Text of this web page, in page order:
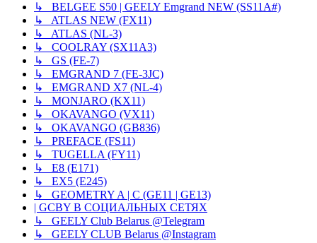
↳ BELGEE S50 | GEELY Emgrand NEW (SS11A#)
↳ ATLAS NEW (FX11)
↳ ATLAS (NL-3)
↳ COOLRAY (SX11A3)
↳ GS (FE-7)
↳ EMGRAND 7 (FE-3JC)
↳ EMGRAND X7 (NL-4)
↳ MONJARO (KX11)
↳ OKAVANGO (VX11)
↳ OKAVANGO (GB836)
↳ PREFACE (FS11)
↳ TUGELLA (FY11)
↳ E8 (E171)
↳ EX5 (E245)
↳ GEOMETRY A | C (GE11 | GE13)
| GCBY В СОЦИАЛЬНЫХ СЕТЯХ
↳ GEELY Club Belarus @Telegram
↳ GEELY CLUB Belarus @Instagram